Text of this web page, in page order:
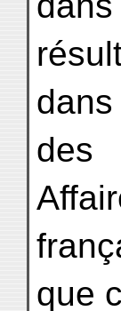
des
que